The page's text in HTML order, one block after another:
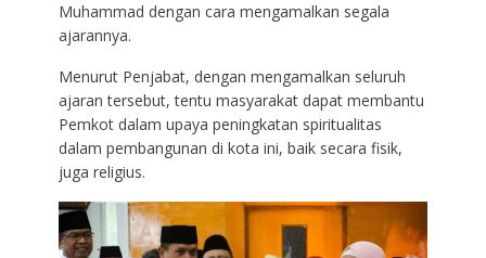
Muhammad dengan cara mengamalkan segala
ajarannya.
Menurut Penjabat, dengan mengamalkan seluruh
ajaran tersebut, tentu masyarakat dapat membantu
Pemkot dalam upaya peningkatan spiritualitas
dalam pembangunan di kota ini, baik secara fisik,
juga religius.